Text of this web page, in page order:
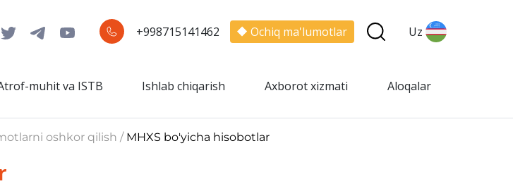
+998715141462 Ochiq ma'lumotlar Uz
muhit va ISTB Ishlab chiqarish Axborot xizmati Aloqalar
oshkor qilish / MHXS bo'yicha hisobotlar